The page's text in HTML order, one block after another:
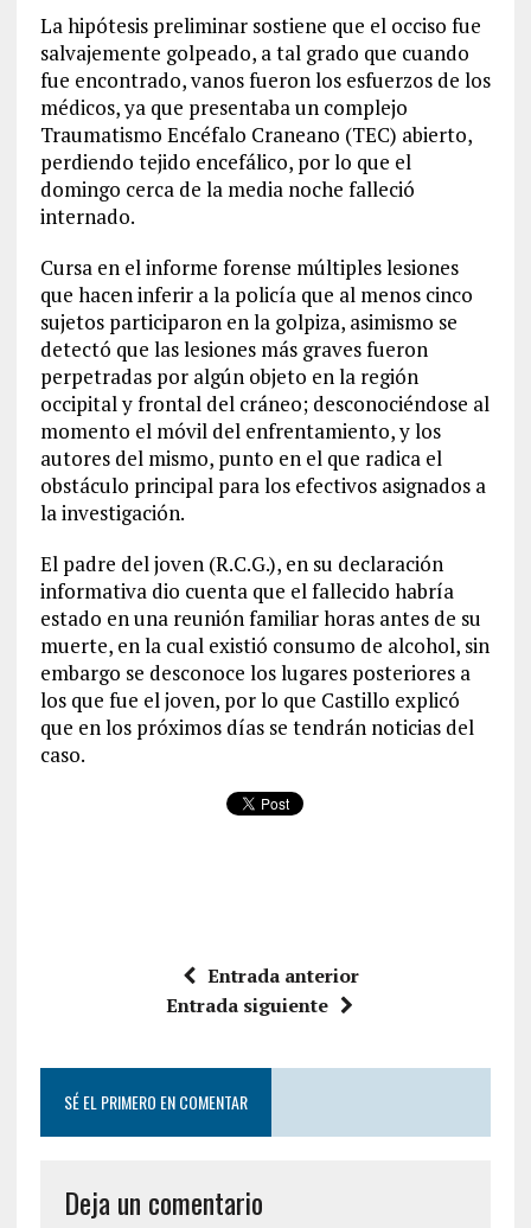
La hipótesis preliminar sostiene que el occiso fue
salvajemente golpeado, a tal grado que cuando
fue encontrado, vanos fueron los esfuerzos de los
médicos, ya que presentaba un complejo
Traumatismo Encéfalo Craneano (TEC) abierto,
perdiendo tejido encefálico, por lo que el
domingo cerca de la media noche falleció
internado.
Cursa en el informe forense múltiples lesiones
que hacen inferir a la policía que al menos cinco
sujetos participaron en la golpiza, asimismo se
detectó que las lesiones más graves fueron
perpetradas por algún objeto en la región
occipital y frontal del cráneo; desconociéndose al
momento el móvil del enfrentamiento, y los
autores del mismo, punto en el que radica el
obstáculo principal para los efectivos asignados a
la investigación.
El padre del joven (R.C.G.), en su declaración
informativa dio cuenta que el fallecido habría
estado en una reunión familiar horas antes de su
muerte, en la cual existió consumo de alcohol, sin
embargo se desconoce los lugares posteriores a
los que fue el joven, por lo que Castillo explicó
que en los próximos días se tendrán noticias del
caso.
Entrada anterior
Entrada siguiente
SÉ EL PRIMERO EN COMENTAR
Deja un comentario